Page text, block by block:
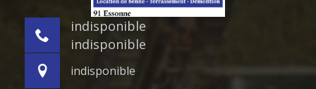
indisponible
indisponible
indisponible